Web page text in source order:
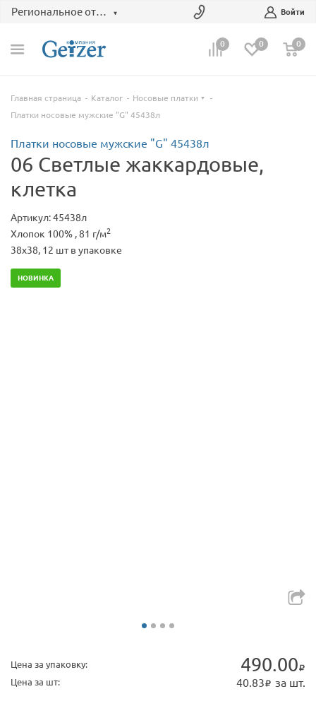
Региональное отделение Войти
0 0 0
Главная страница Каталог
Носовые платки
Платки носовые мужские "G" 45438л
Платки носовые мужские "G" 45438л
06 Светлые жаккардовые,
клетка
Артикул: 45438л
Хлопок 100% , 81 г/м2
38x38, 12 шт в упаковке
НОВИНКА
Цена за упаковку: 490.00
Цена за шт: 40.83 за шт.